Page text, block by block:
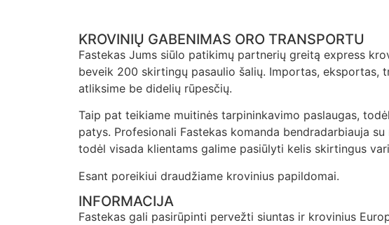
KROVINIŲ GABENIMAS ORO TRANSPORTU
Fastekas Jums siūlo patikimų partnerių greitą express
beveik 200 skirtingų pasaulio šalių. Importas, eksportas,
atliksime be didelių rūpesčių.
Taip pat teikiame muitinės tarpininkavimo paslaugas,
patys. Profesionali Fastekas komanda bendradarbiauja
todėl visada klientams galime pasiūlyti kelis skirtingus
Esant poreikiui draudžiame krovinius papildomai.
INFORMACIJA
Fastekas gali pasirūpinti pervežti siuntas ir krovinius